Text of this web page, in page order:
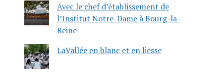
Avec le chef d’établissement de
l’Institut Notre-Dame à Bourg-la-
Reine
LaVallée en blanc et en liesse